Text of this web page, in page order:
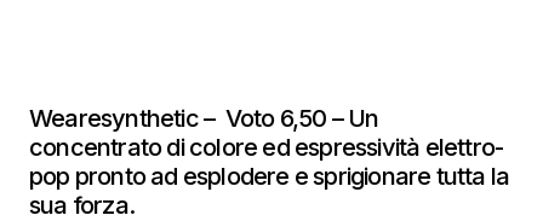
Wearesynthetic – Voto 6,50 – Un
concentrato di colore ed espressività elettro-
pop pronto ad esplodere e sprigionare tutta la
sua forza.